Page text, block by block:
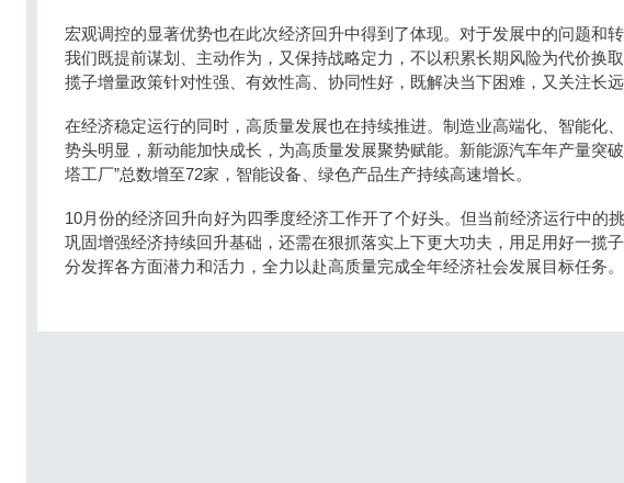
宏观调控的显著优势也在此次经济回升中得到了体现。对于发展中的问题和转
我们既提前谋划、主动作为，又保持战略定力，不以积累长期风险为代价换
揽子增量政策针对性强、有效性高、协同性好，既解决当下困难，又关注长远
在经济稳定运行的同时，高质量发展也在持续推进。制造业高端化、智能化
势头明显，新动能加快成长，为高质量发展聚势赋能。新能源汽车年产量突
塔工厂”总数增至72家，智能设备、绿色产品生产持续高速增长。
10月份的经济回升向好为四季度经济工作开了个好头。但当前经济运行中的
巩固增强经济持续回升基础，还需在狠抓落实上下更大功夫，用足用好一揽
分发挥各方面潜力和活力，全力以赴高质量完成全年经济社会发展目标任务。